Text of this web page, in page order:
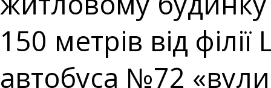
150 метрів від
автобуса №72